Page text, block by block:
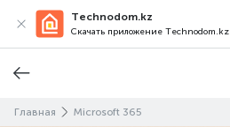
Technodom.kz
Скачать приложение Technodom.kz
Главная Microsoft 365